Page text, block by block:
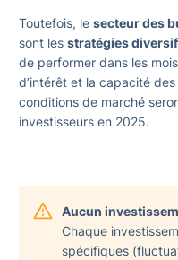
Toutefois, le secteur des
sont les stratégies
de performer dans les
d’intérêt et la capacité
conditions de marché
investisseurs en 2025.
Aucun
Chaque
spécifiques